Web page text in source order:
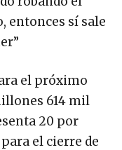
entonces sí sale
el próximo
614 mil
20 por
el cierre de